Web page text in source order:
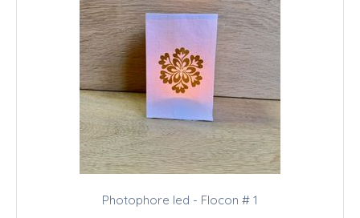
Photophore led - Flocon # 1